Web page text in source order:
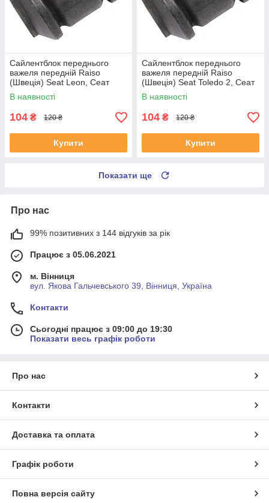
Сайлентблок переднього
важеля передній Raiso
(Швеція) Seat Leon, Сеат
Леон 99-06 #RL-1J0182V
UAYSBXG4
В наявності
104 ₴ 120 ₴
Купити
Сайлентблок переднього
важеля передній Raiso
(Швеція) Seat Toledo 2, Сеат
Толедо 2 99-06 #RL-1J0182V
UATOJRK4
В наявності
104 ₴ 120 ₴
Купити
Показати ще
Про нас
99% позитивних з 144 відгуків за рік
Працює з 05.06.2021
м. Вінниця
вул. Якова Гальчевського 39, Вінниця, Україна
Контакти
Сьогодні працює з 09:00 до 19:30
Показати весь графік роботи
Про нас
Контакти
Доставка та оплата
Графік роботи
Повна версія сайту